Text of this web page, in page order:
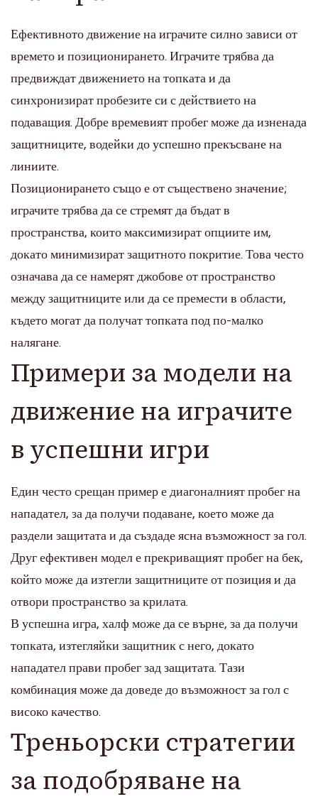
Ефективното движение на играчите силно зависи от
времето и позиционирането. Играчите трябва да
предвиждат движението на топката и да
синхронизират пробезите си с действието на
подаващия. Добре времевият пробег може да изненада
защитниците, водейки до успешно прекъсване на
линиите.
Позиционирането също е от съществено значение;
играчите трябва да се стремят да бъдат в
пространства, които максимизират опциите им,
докато минимизират защитното покритие. Това често
означава да се намерят джобове от пространство
между защитниците или да се премести в области,
където могат да получат топката под по-малко
налягане.
Примери за модели на
движение на играчите
в успешни игри
Един често срещан пример е диагоналният пробег на
нападател, за да получи подаване, което може да
раздели защитата и да създаде ясна възможност за гол.
Друг ефективен модел е прекриващият пробег на бек,
който може да изтегли защитниците от позиция и да
отвори пространство за крилата.
В успешна игра, халф може да се върне, за да получи
топката, изтегляйки защитник с него, докато
нападател прави пробег зад защитата. Тази
комбинация може да доведе до възможност за гол с
високо качество.
Треньорски стратегии
за подобряване на